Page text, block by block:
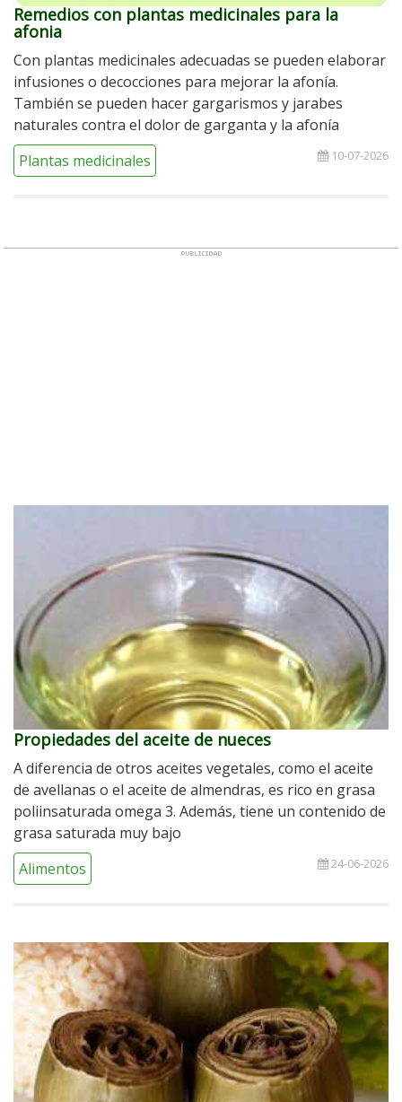
Remedios con plantas medicinales para la
afonia
Con plantas medicinales adecuadas se pueden elaborar
infusiones o decocciones para mejorar la afonía.
También se pueden hacer gargarismos y jarabes
naturales contra el dolor de garganta y la afonía
10-07-2026
Plantas medicinales
Propiedades del aceite de nueces
A diferencia de otros aceites vegetales, como el aceite
de avellanas o el aceite de almendras, es rico en grasa
poliinsaturada omega 3. Además, tiene un contenido de
grasa saturada muy bajo
24-06-2026
Alimentos